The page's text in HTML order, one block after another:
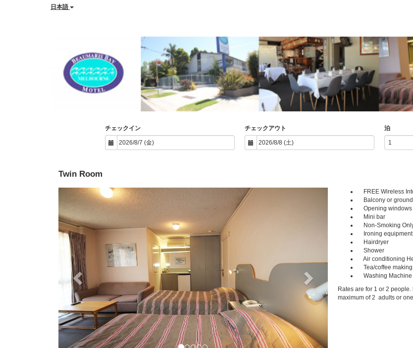
日本語
チェックイン チェックアウト 泊
Twin Room
Previous
FREE Wireless
Balcony or
Opening windows
Mini bar
Non-Smoking
Ironing equipment
Hairdryer
Shower
Air conditioning
Tea/coffee
Washing Machine
Rates are for 1 or 2
maximum of 2 adults or